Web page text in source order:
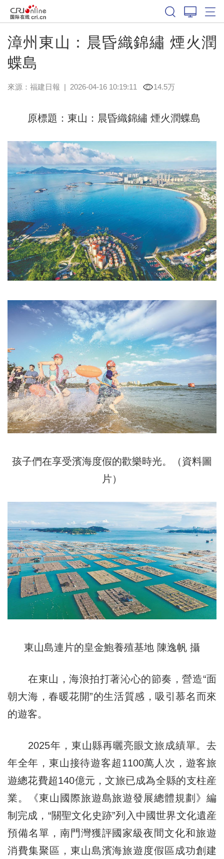
漳州東山：晨昏織錦繡 煙火潤
蝶島
來源： 福建日報 | 2026-04-16 10:19:11 14.5万
原標題：東山：晨昏織錦繡 煙火潤蝶島
孩子們在享受濱海度假的歡樂時光。（資料圖
片）
東山島連片的皇金鮑養殖基地 陳逸帆 攝
在東山，海浪拍打著沁心的節奏，營造“面
朝大海，春暖花開”的生活質感，吸引慕名而來
的遊客。
2025年，東山縣再曬亮眼文旅成績單。去
年全年，東山接待遊客超1100萬人次，遊客旅
遊總花費超140億元，文旅已成為全縣的支柱産
業。《東山國際旅遊島旅遊發展總體規劃》編
制完成，“關聖文化史跡”列入中國世界文化遺産
預備名單，南門灣獲評國家級夜間文化和旅遊
消費集聚區，東山島濱海旅遊度假區成功創建